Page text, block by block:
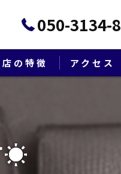
050-3134-
店の特徴 アクセス
☀